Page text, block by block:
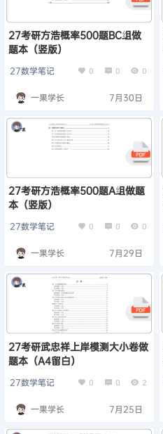
27考研方浩概率500题BC组做
题本（竖版）
27数学笔记 0 0 0
一果学长 7月30日
27考研方浩概率500题A组做题
本（竖版）
27数学笔记 0 0 0
一果学长 7月29日
27考研武忠祥上岸模测大小卷做
题本（A4留白）
27数学笔记 0 0 2
一果学长 7月25日